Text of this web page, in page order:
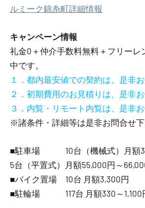
ルミーク錦糸町詳細情報
キャンペーン情報
礼金0 ＋ 仲介手数料無料 ＋ フリーレ
中です。
１．都内最安値での契約は、是非お
２．初期費用のお見積りは、是非お
３．内覧・リモート内覧は、是非お
※諸条件・詳細等は是非お問合せ下
■駐車場 10台（機械式）月額
5台（平置式）月額55,000円～
■バイク置場 10台 月額3,300円
■駐輪場 117台 月額330～1,100